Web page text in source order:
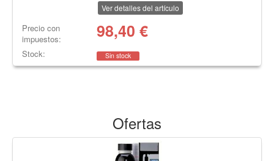
Ver detalles del artículo
Precio con
impuestos:
98,40 €
Stock: Sin stock
Ofertas